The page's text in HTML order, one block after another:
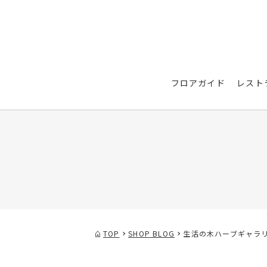
フロアガイド レス
TOP SHOP BLOG 生活の木ハーブギャラ